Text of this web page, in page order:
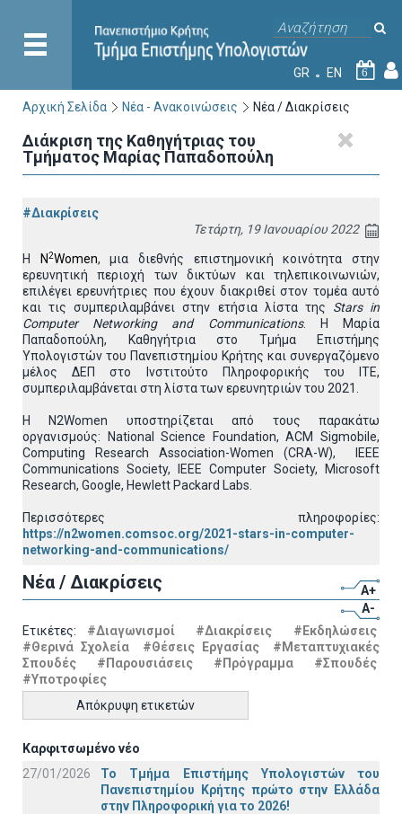
GR EN 6
Αρχική Σελίδα Νέα - Ανακοινώσεις Νέα / Διακρίσεις
Διάκριση της Καθηγήτριας του
Τμήματος Μαρίας Παπαδοπούλη
#Διακρίσεις
Τετάρτη, 19 Ιανουαρίου 2022
Η N2Women, μια διεθνής επιστημονική κοινότητα στην
ερευνητική περιοχή των δικτύων και τηλεπικοινωνιών,
επιλέγει ερευνήτριες που έχουν διακριθεί στον τομέα αυτό
και τις συμπεριλαμβάνει στην ετήσια λίστα της Stars in
Computer Networking and Communications. Η Μαρία
Παπαδοπούλη, Καθηγήτρια στο Τμήμα Επιστήμης
Υπολογιστών του Πανεπιστημίου Κρήτης και συνεργαζόμενο
μέλος ΔΕΠ στο Ινστιτούτο Πληροφορικής του ΙΤΕ,
συμπεριλαμβάνεται στη λίστα των ερευνητριών του 2021.
H N2Women υποστηρίζεται από τους παρακάτω
οργανισμούς: National Science Foundation, ACM Sigmobile,
Computing Research Association-Women (CRA-W), IEEE
Communications Society, IEEE Computer Society, Microsoft
Research, Google, Hewlett Packard Labs.
Περισσότερες πληροφορίες:
https://n2women.comsoc.org/2021-stars-in-computer-
networking-and-communications/
Νέα / Διακρίσεις
A+
A-
Ετικέτες: #Διαγωνισμοί #Διακρίσεις
#Εκδηλώσεις
#Θερινά Σχολεία
#Θέσεις Εργασίας
#Μεταπτυχιακές
Σπουδές
#Παρουσιάσεις #Πρόγραμμα
#Σπουδές
#Υποτροφίες
Απόκρυψη ετικετών
Καρφιτσωμένο νέο
27/01/2026
Το Τμήμα Επιστήμης Υπολογιστών του
Πανεπιστημίου Κρήτης πρώτο στην Ελλάδα
στην Πληροφορική για το 2026!